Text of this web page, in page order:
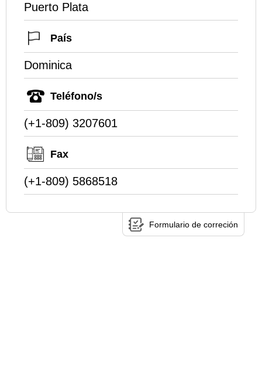
Puerto Plata
País
Dominica
Teléfono/s
(+1-809) 3207601
Fax
(+1-809) 5868518
Formulario de correción